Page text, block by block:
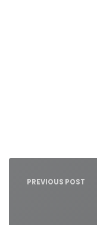
Nawigacja
PREVIOUS POST